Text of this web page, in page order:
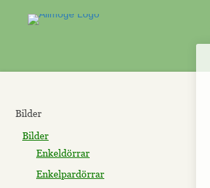
Bilder
Bilder
Enkeldörrar
Enkelpardörrar